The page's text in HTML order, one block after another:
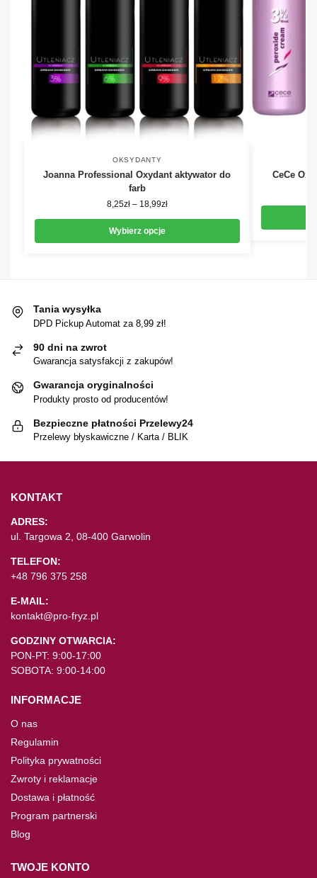
OKSYDANTY
Joanna Professional Oxydant aktywator do
farb
8,25zł – 18,99zł
Wybierz opcje
CeCe
Tania wysyłka
DPD Pickup Automat za 8,99 zł!
90 dni na zwrot
Gwarancja satysfakcji z zakupów!
Gwarancja oryginalności
Produkty prosto od producentów!
Bezpieczne płatności Przelewy24
Przelewy błyskawiczne / Karta / BLIK
KONTAKT
ADRES:
ul. Targowa 2, 08-400 Garwolin
TELEFON:
+48 796 375 258
E-MAIL:
kontakt@pro-fryz.pl
GODZINY OTWARCIA:
PON-PT: 9:00-17:00
SOBOTA: 9:00-14:00
INFORMACJE
O nas
Regulamin
Polityka prywatności
Zwroty i reklamacje
Dostawa i płatność
Program partnerski
Blog
TWOJE KONTO